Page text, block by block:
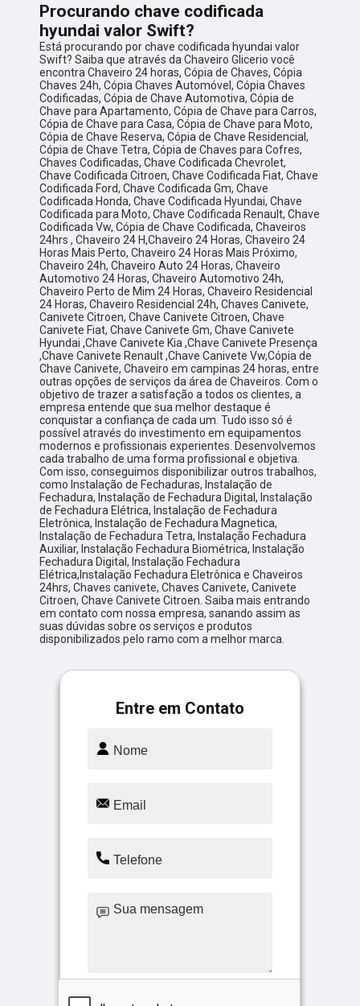
Procurando chave codificada
hyundai valor Swift?
Está procurando por chave codificada hyundai valor
Swift? Saiba que através da Chaveiro Glicerio você
encontra Chaveiro 24 horas, Cópia de Chaves, Cópia
Chaves 24h, Cópia Chaves Automóvel, Cópia Chaves
Codificadas, Cópia de Chave Automotiva, Cópia de
Chave para Apartamento, Cópia de Chave para Carros,
Cópia de Chave para Casa, Cópia de Chave para Moto,
Cópia de Chave Reserva, Cópia de Chave Residencial,
Cópia de Chave Tetra, Cópia de Chaves para Cofres,
Chaves Codificadas, Chave Codificada Chevrolet,
Chave Codificada Citroen, Chave Codificada Fiat, Chave
Codificada Ford, Chave Codificada Gm, Chave
Codificada Honda, Chave Codificada Hyundai, Chave
Codificada para Moto, Chave Codificada Renault, Chave
Codificada Vw, Cópia de Chave Codificada, Chaveiros
24hrs , Chaveiro 24 H,Chaveiro 24 Horas, Chaveiro 24
Horas Mais Perto, Chaveiro 24 Horas Mais Próximo,
Chaveiro 24h, Chaveiro Auto 24 Horas, Chaveiro
Automotivo 24 Horas, Chaveiro Automotivo 24h,
Chaveiro Perto de Mim 24 Horas, Chaveiro Residencial
24 Horas, Chaveiro Residencial 24h, Chaves Canivete,
Canivete Citroen, Chave Canivete Citroen, Chave
Canivete Fiat, Chave Canivete Gm, Chave Canivete
Hyundai ,Chave Canivete Kia ,Chave Canivete Presença
,Chave Canivete Renault ,Chave Canivete Vw,Cópia de
Chave Canivete, Chaveiro em campinas 24 horas, entre
outras opções de serviços da área de Chaveiros. Com o
objetivo de trazer a satisfação a todos os clientes, a
empresa entende que sua melhor destaque é
conquistar a confiança de cada um. Tudo isso só é
possível através do investimento em equipamentos
modernos e profissionais experientes. Desenvolvemos
cada trabalho de uma forma profissional e objetiva.
Com isso, conseguimos disponibilizar outros trabalhos,
como Instalação de Fechaduras, Instalação de
Fechadura, Instalação de Fechadura Digital, Instalação
de Fechadura Elétrica, Instalação de Fechadura
Eletrônica, Instalação de Fechadura Magnetica,
Instalação de Fechadura Tetra, Instalação Fechadura
Auxiliar, Instalação Fechadura Biométrica, Instalação
Fechadura Digital, Instalação Fechadura
Elétrica,Instalação Fechadura Eletrônica e Chaveiros
24hrs, Chaves canivete, Chaves Canivete, Canivete
Citroen, Chave Canivete Citroen. Saiba mais entrando
em contato com nossa empresa, sanando assim as
suas dúvidas sobre os serviços e produtos
disponibilizados pelo ramo com a melhor marca.
Entre em Contato